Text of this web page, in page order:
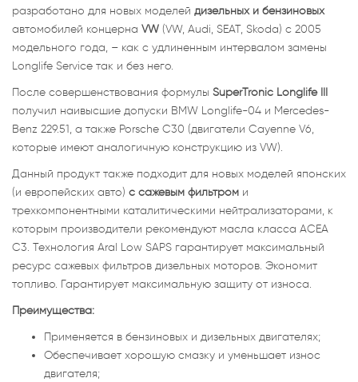
разработано для новых моделей дизельных и бензиновых
автомобилей концерна VW (VW, Audi, SEAT, Skoda) с 2005
модельного года, – как с удлиненным интервалом замены
Longlife Service так и без него.
После совершенствования формулы SuperTronic Longlife III
получил наивысшие допуски BMW Longlife-04 и Mercedes-
Benz 229.51, а также Porsche C30 (двигатели Cayenne V6,
которые имеют аналогичную конструкцию из VW).
Данный продукт также подходит для новых моделей японских
(и европейских авто) с сажевым фильтром и
трехкомпонентными каталитическими нейтрализаторами, к
которым производители рекомендуют масла класса АСЕА
С3. Технология Aral Low SAPS гарантирует максимальный
ресурс сажевых фильтров дизельных моторов. Экономит
топливо. Гарантирует максимальную защиту от износа.
Преимущества:
Применяется в бензиновых и дизельных двигателях;
Обеспечивает хорошую смазку и уменьшает износ
двигателя;